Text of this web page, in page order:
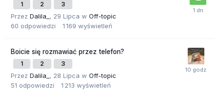
1 2 3
Przez Dalila_ , 29 Lipca w Off-topic
60 odpowiedzi 1 169 wyświetleń
Boicie się rozmawiać przez telefon?
1 2 3
Przez Dalila_ , 28 Lipca w Off-topic
51 odpowiedzi 1 213 wyświetleń